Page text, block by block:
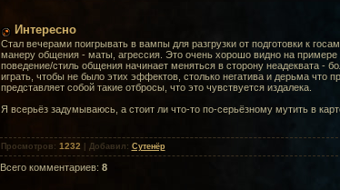
Интересно
Стал вечерами поигрывать в вампы для разгрузки от подготовки к
манеру общения - маты, агрессия. Это очень хорошо видно на примере
поведение/стиль общения начинает меняться в сторону неадеквата -
играть, чтобы не было этих эффектов, столько негатива и дерьма что
представляет собой такие отбросы, что это чувствуется издалека.
Я всерьёз задумываюсь, а стоит ли что-то по-серьёзному мутить в
Просмотров : 1232 Добавил : Сутенёр
Всего комментариев: 8